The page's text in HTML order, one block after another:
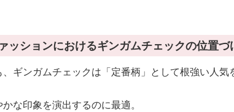
ッションにおけるギンガムチェックの位置づ
ギンガムチェックは「定番柄」として根強い人気
な印象を演出するのに最適。